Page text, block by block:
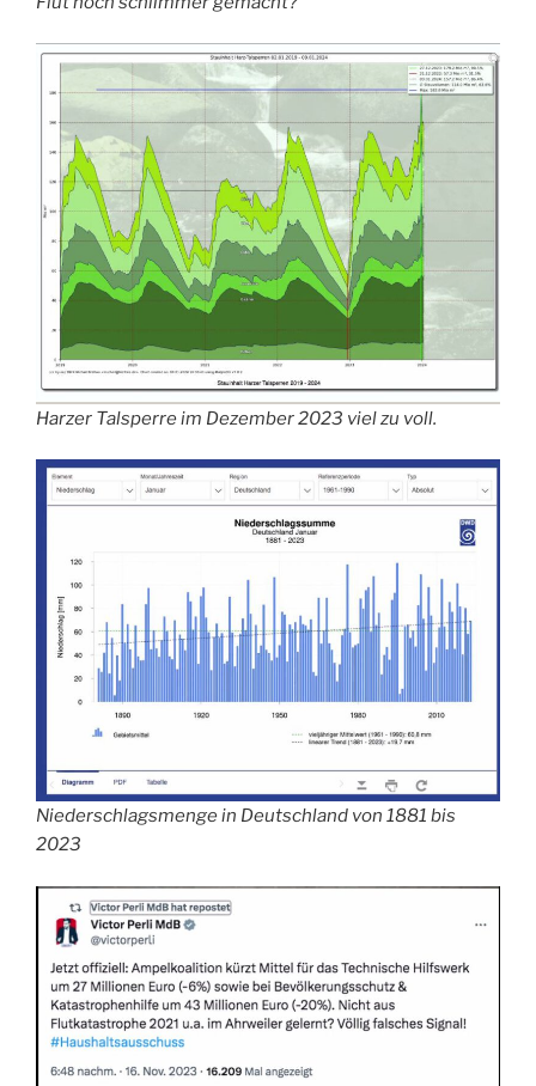
Harzer Talsperre im Dezember 2023 viel zu voll.
Niederschlagsmenge in Deutschland von 1881 bis
2023